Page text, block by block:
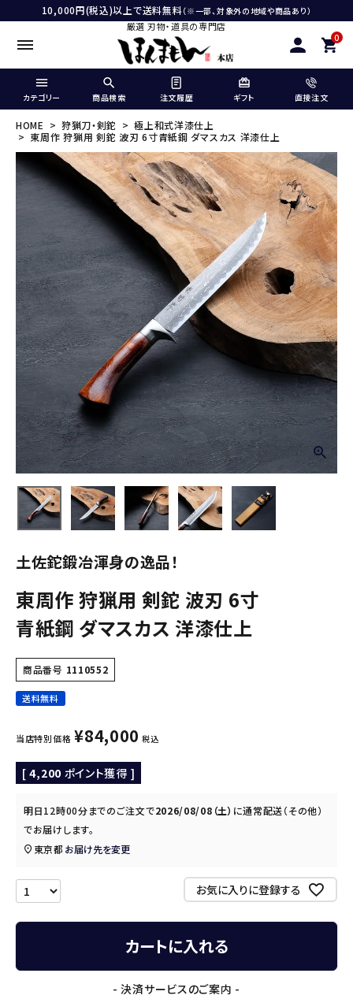
10,000円(税込)以上で送料無料（※一部、対象外の地域や商品あり）
厳選 刃物・道具の専門店
0
カテゴリー 商品検索 注文履歴 ギフト 直接注文
HOME 狩猟刀・剣鉈
極上和式洋漆仕上
東周作 狩猟用 剣鉈 波刃 6寸青紙鋼 ダマスカス 洋漆仕上
土佐鉈鍛冶渾身の逸品！
東周作 狩猟用 剣鉈 波刃 6寸
青紙鋼 ダマスカス 洋漆仕上
商品番号 1110552
送料無料
当店特別価格 ¥84,000 税込
[ 4,200 ポイント獲得 ]
明日12時00分までのご注文で2026/08/08（土） に通常配送（その他）
でお届けします。
東京都 お届け先を変更
お気に入りに登録する
カートに入れる
- 決済サービスのご案内 -